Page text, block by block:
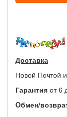
Доставка
Новой Почтой
Гарантия от 6
Oбмен/